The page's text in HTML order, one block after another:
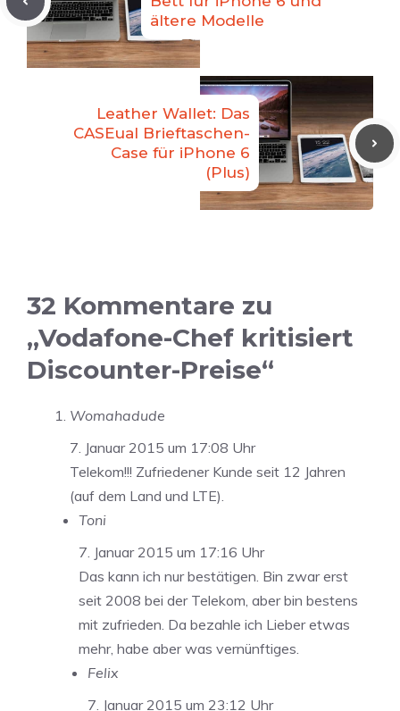
ältere Modelle
Leather Wallet: Das
CASEual Brieftaschen-
Case für iPhone 6
(Plus)
32 Kommentare zu
„Vodafone-Chef kritisiert
Discounter-Preise“
Womahadude
7. Januar 2015 um 17:08 Uhr
Telekom!!! Zufriedener Kunde seit 12 Jahren
(auf dem Land und LTE).
Toni
7. Januar 2015 um 17:16 Uhr
Das kann ich nur bestätigen. Bin zwar erst
seit 2008 bei der Telekom, aber bin bestens
mit zufrieden. Da bezahle ich Lieber etwas
mehr, habe aber was vernünftiges.
Felix
7. Januar 2015 um 23:12 Uhr